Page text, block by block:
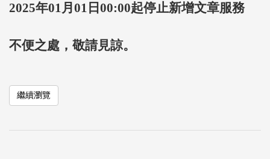
2025年01月01日00:00起停止新增文章服務
不便之處，敬請見諒。
繼續瀏覽